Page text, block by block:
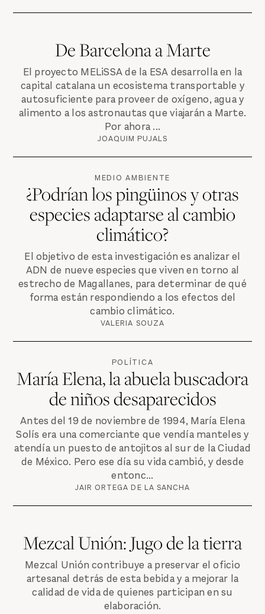
De Barcelona a Marte
El proyecto MELiSSA de la ESA desarrolla en la
capital catalana un ecosistema transportable y
autosuficiente para proveer de oxígeno, agua y
alimento a los astronautas que viajarán a Marte.
Por ahora ...
JOAQUIM PUJALS
MEDIO AMBIENTE
¿Podrían los pingüinos y otras
especies adaptarse al cambio
climático?
El objetivo de esta investigación es analizar el
ADN de nueve especies que viven en torno al
estrecho de Magallanes, para determinar de qué
forma están respondiendo a los efectos del
cambio climático.
VALERIA SOUZA
POLÍTICA
María Elena, la abuela buscadora
de niños desaparecidos
Antes del 19 de noviembre de 1994, María Elena
Solís era una comerciante que vendía manteles y
atendía un puesto de antojitos al sur de la Ciudad
de México. Pero ese día su vida cambió, y desde
entonc...
JAIR ORTEGA DE LA SANCHA
Mezcal Unión: Jugo de la tierra
Mezcal Unión contribuye a preservar el oficio
artesanal detrás de esta bebida y a mejorar la
calidad de vida de quienes participan en su
elaboración.